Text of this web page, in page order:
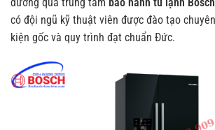
có đội ngũ kỹ thuật viên được đào tạo
kiện gốc và quy trình đạt chuẩn Đức.